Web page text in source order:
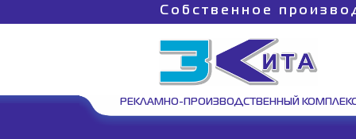
Собственное
РЕКЛАМНО-ПРОИЗВОДСТВЕННЫЙ